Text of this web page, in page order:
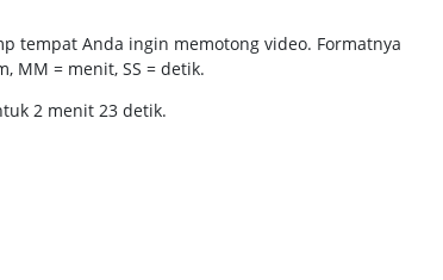
tempat Anda ingin memotong video. Formatnya
MM = menit, SS = detik.
2 menit 23 detik.